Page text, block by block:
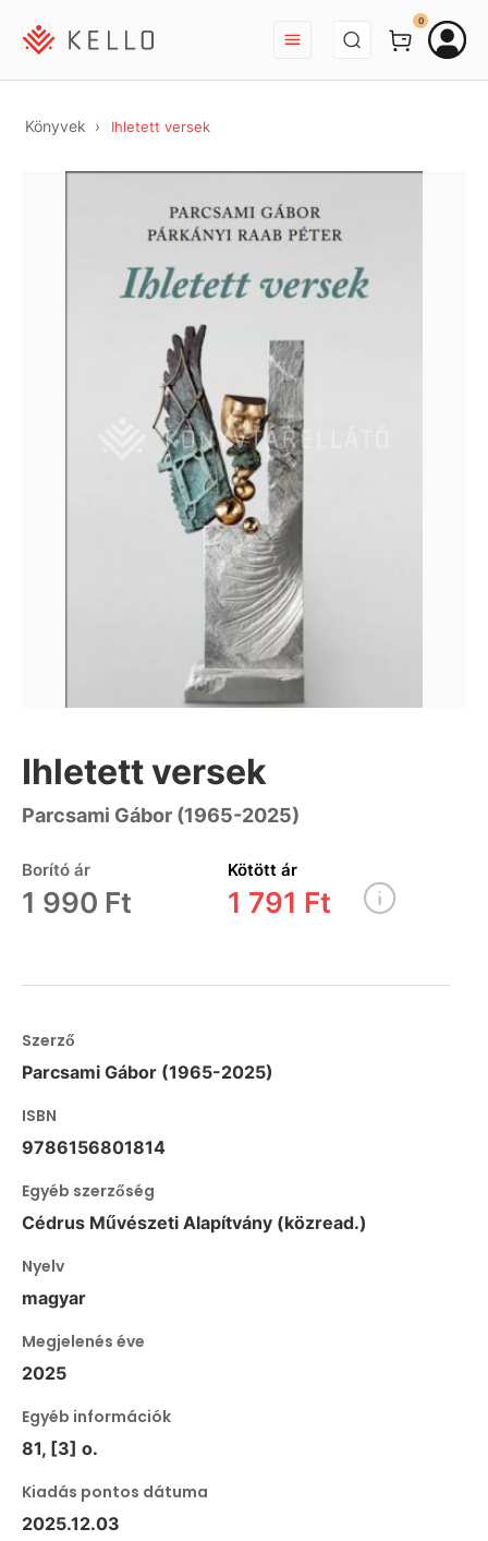
BEJELENTKEZÉS
0
Könyvek Ihletett versek
Ihletett versek
Parcsami Gábor (1965-2025)
Borító ár
1 990 Ft
Kötött ár
1 791 Ft
Szerző
Parcsami Gábor (1965-2025)
ISBN
9786156801814
Egyéb szerzőség
Cédrus Művészeti Alapítvány (közread.)
Nyelv
magyar
Megjelenés éve
2025
Egyéb információk
81, [3] o.
Kiadás pontos dátuma
2025.12.03